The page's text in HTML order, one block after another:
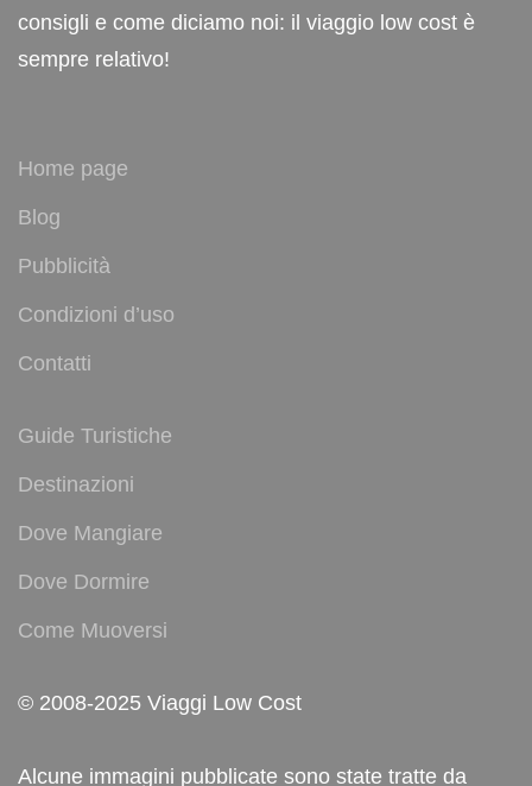
consigli e come diciamo noi: il viaggio low cost è
sempre relativo!
Home page
Blog
Pubblicità
Condizioni d’uso
Contatti
Guide Turistiche
Destinazioni
Dove Mangiare
Dove Dormire
Come Muoversi
© 2008-2025 Viaggi Low Cost
Alcune immagini pubblicate sono state tratte da